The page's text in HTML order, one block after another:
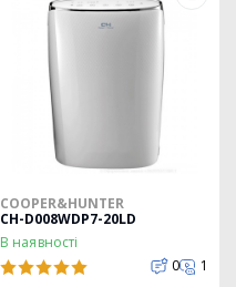
COOPER&HUNTER
CH-D008WDP7-20LD
В наявності
0
1